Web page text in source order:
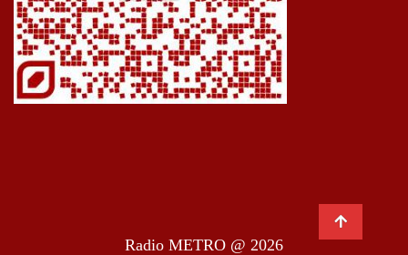
Radio METRO @ 2026